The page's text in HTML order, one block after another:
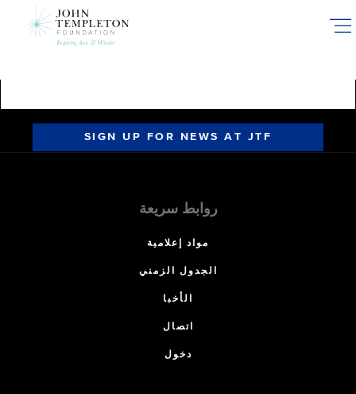
SIGN UP FOR NEWS AT JTF
روابط سريعة
مواد إعلامية
الجدول الزمني
الأخبا
اتصال
دخول